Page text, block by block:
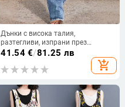
Дънки с висока талия,
разтегливи, изпрани през
границата, 2025, дамски,
европейски и американски стил,
бродирани със звезди, прости,
41.54€/81.25 лв
add_shopping_cart